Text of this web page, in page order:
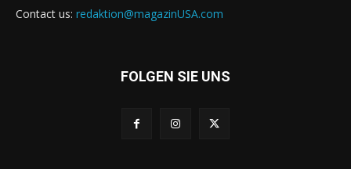
Contact us: redaktion@magazinUSA.com
FOLGEN SIE UNS